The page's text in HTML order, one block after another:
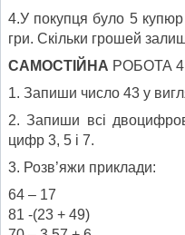
4.У покупця було 5
гри. Скільки грошей
САМОСТІЙНА РОБОТА 4
1. Запиши число 43 у
2. Запиши всі
цифр 3, 5 і 7.
3. Розв’яжи приклади:
64 – 17
81 -(23 + 49)